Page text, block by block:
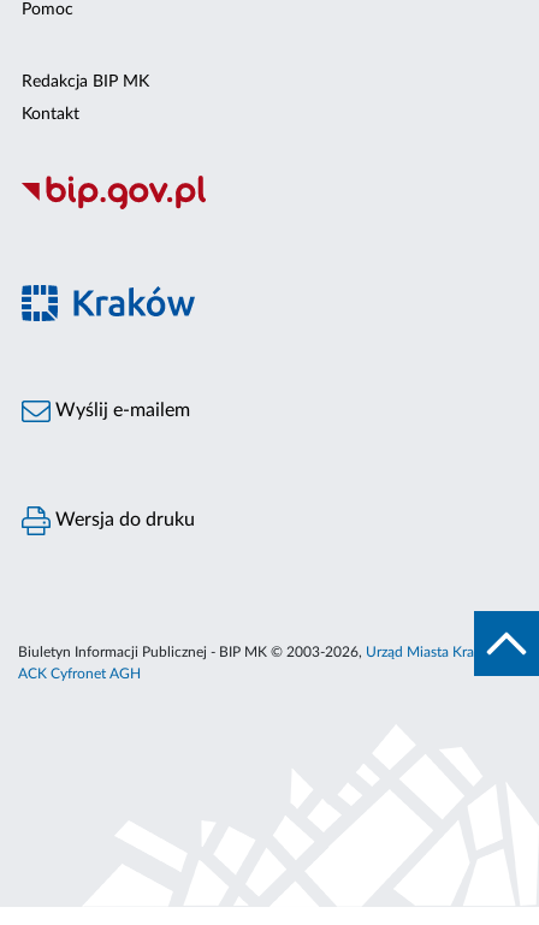
Pomoc
Redakcja BIP MK
Kontakt
Wyślij e-mailem
Wersja do druku
Biuletyn Informacji Publicznej - BIP MK © 2003-2026, Urząd Miasta Krakowa
ACK Cyfronet AGH